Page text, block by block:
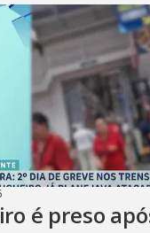
é preso